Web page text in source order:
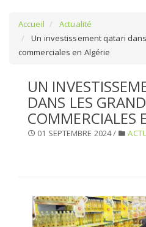
SÉLECTIONNEZ UN DOSSIER
SELECTIONNEZ UNE SECTION
Accueil
Actualité
Un investissement qatari
commerciales en Algérie
UN
DANS LES
COMMERCIALES
01 SEPTEMBRE 2024 /